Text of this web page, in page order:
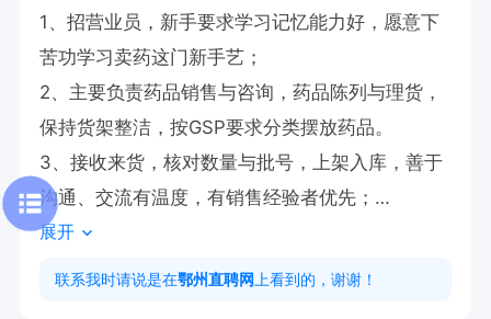
1、招营业员，新手要求学习记忆能力好，愿意下
苦功学习卖药这门新手艺；
2、主要负责药品销售与咨询，药品陈列与理货，
保持货架整洁，按GSP要求分类摆放药品。
3、接收来货，核对数量与批号，上架入库，善于
沟通、交流有温度，有销售经验者优先；
4、能自由支配时间，听从药店的时间安排；
5、能简单操作电脑，视力好；
展开
联系我时请说是在鄂州直聘网 上看到的，谢谢！